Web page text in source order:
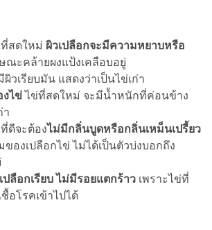
สดใหม่ ผิวเปลือกจะมีความหยาบหรือ
ณะคล้ายผงแป้งเคลือบอยู่
วเรียบมัน แสดงว่าเป็นไข่เก่า
ไข่ไข่ที่สดใหม่ จะมีน้ำหนักที่ค่อนข้าง
า
ดีจะต้องไม่มีกลิ่นบูดหรือกลิ่นเหม็นเปรี้ยว
ของเปลือกไข่ ไม่ได้เป็นตัวบ่งบอกถึง
ปลือกเรียบ ไม่มีรอยแตกร้าว เพราะไข่ที่
อโรคเข้าไปได้